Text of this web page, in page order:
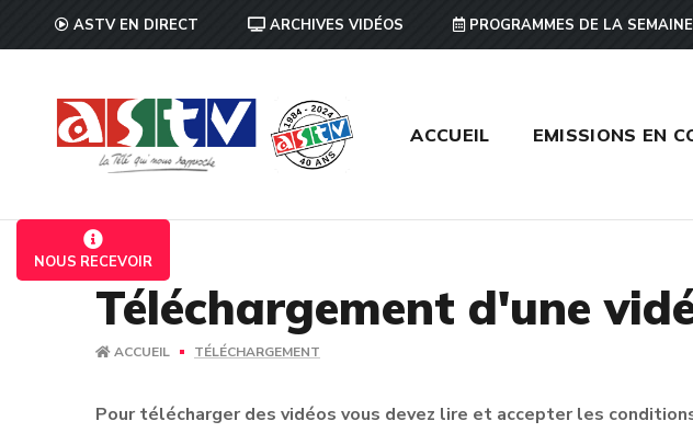
ASTV EN DIRECT ARCHIVES VIDÉOS PROGRAMMES DE LA SEMAINE
ACCUEIL EMISSIONS EN
NOUS RECEVOIR
Téléchargement d'une
ACCUEIL TÉLÉCHARGEMENT
Pour télécharger des vidéos vous devez lire et accepter les